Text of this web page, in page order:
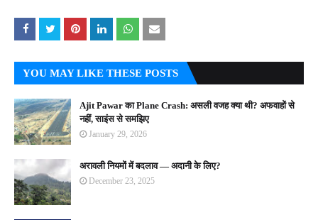
YOU MAY LIKE THESE POSTS
Ajit Pawar का Plane Crash: असली वजह क्या थी? अफवाहों से
नहीं, साइंस से समझिए
January 29, 2026
अरावली नियमों में बदलाव — अदानी के लिए?
December 23, 2025